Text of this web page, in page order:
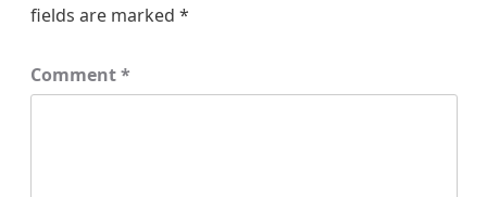
fields are marked *
Comment*